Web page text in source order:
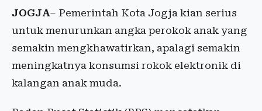
JOGJA– Pemerintah Kota Jogja kian serius
untuk menurunkan angka perokok anak yang
semakin mengkhawatirkan, apalagi semakin
meningkatnya konsumsi rokok elektronik di
kalangan anak muda.